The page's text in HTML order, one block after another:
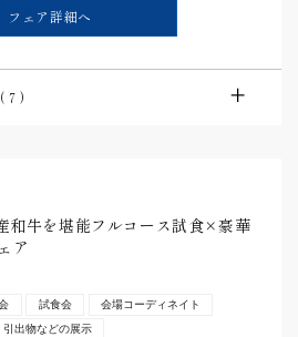
フェア詳細へ
(7 )
和牛を堪能フルコース試食×豪華
ア
試食会
会場コーディネイト
引出物などの展示